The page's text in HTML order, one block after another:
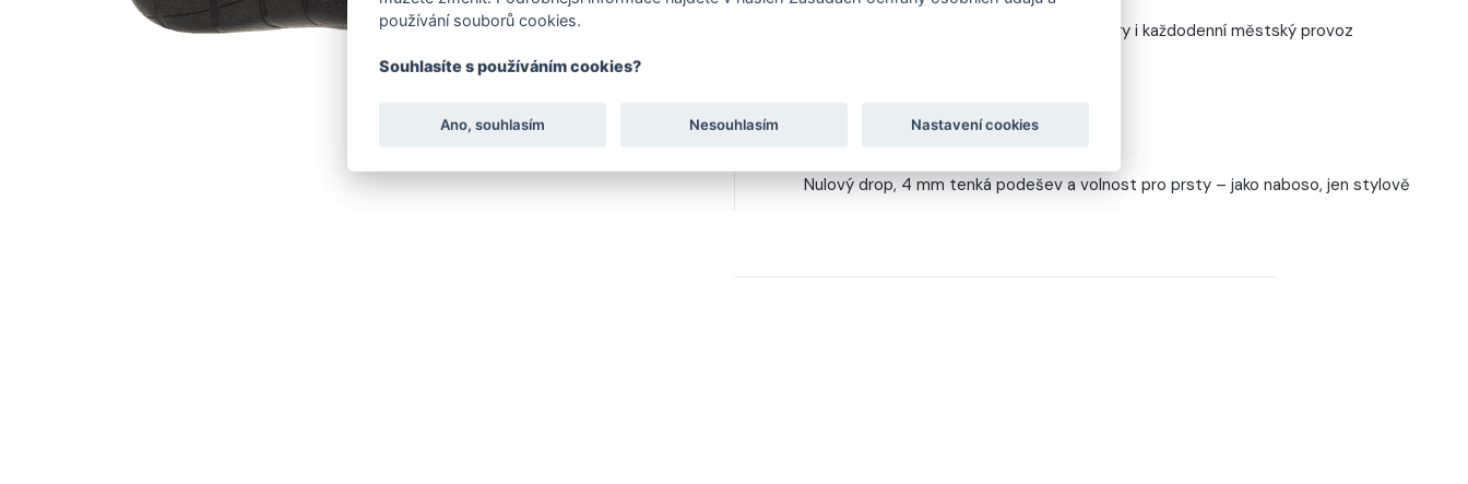
Navrženo pro dlažbu, beton, asfalt, interiéry i každodenní městský provoz
Nulový drop, 4 mm tenká podešev a volnost pro prsty – jako naboso, jen stylově
používání souborů cookies.
Souhlasíte s používáním cookies?
Ano, souhlasím Nesouhlasím Nastavení cookies